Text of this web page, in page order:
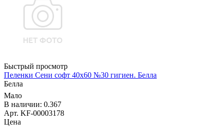
Быстрый просмотр
Пеленки Сени софт 40х60 №30 гигиен. Белла
Белла
Мало
В наличии: 0.367
Арт. KF-00003178
Цена